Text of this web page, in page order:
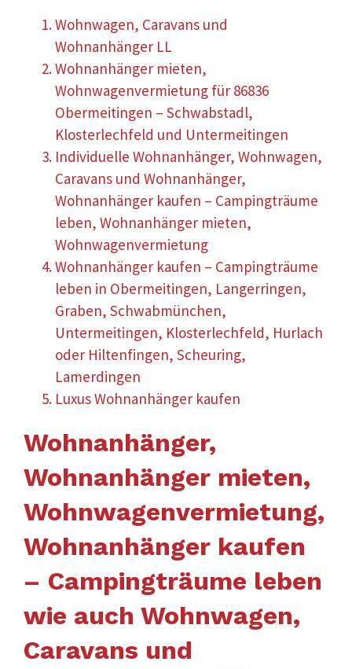
Wohnwagen, Caravans und
Wohnanhänger LL
Wohnanhänger mieten,
Wohnwagenvermietung für 86836
Obermeitingen – Schwabstadl,
Klosterlechfeld und Untermeitingen
Individuelle Wohnanhänger, Wohnwagen,
Caravans und Wohnanhänger,
Wohnanhänger kaufen – Campingträume
leben, Wohnanhänger mieten,
Wohnwagenvermietung
Wohnanhänger kaufen – Campingträume
leben in Obermeitingen, Langerringen,
Graben, Schwabmünchen,
Untermeitingen, Klosterlechfeld, Hurlach
oder Hiltenfingen, Scheuring,
Lamerdingen
Luxus Wohnanhänger kaufen
Wohnanhänger,
Wohnanhänger mieten,
Wohnwagenvermietung,
Wohnanhänger kaufen
– Campingträume leben
wie auch Wohnwagen,
Caravans und